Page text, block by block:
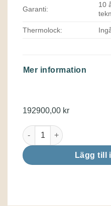
Garanti:
10
Thermolock:
Mer information
192900,00 kr
Everest Life Deluxe mängd
Lägg till